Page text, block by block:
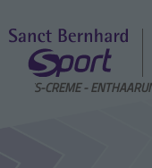
CREME -